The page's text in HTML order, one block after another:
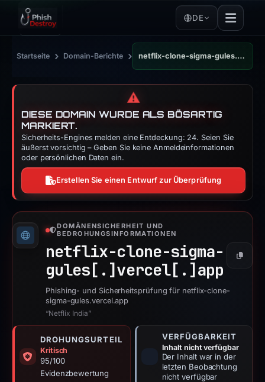
DE
Startseite › Domain-Berichte › netflix-clone-sigma-gules.vercel.app
⚠️
DIESE DOMAIN WURDE ALS BÖSARTIG
MARKIERT.
Sicherheits-Engines melden eine Entdeckung: 24. Seien Sie
äußerst vorsichtig – Geben Sie keine Anmeldeinformationen
oder persönlichen Daten ein.
Erstellen Sie einen Entwurf zur Überprüfung
DOMÄNENSICHERHEIT UND
BEDROHUNGSINFORMATIONEN
netflix-clone-sigma-
gules[.] vercel[.] app
Phishing- und Sicherheitsprüfung für netflix-clone-
sigma-gules.vercel.app
“Netflix India”
DROHUNGSURTEIL
Kritisch
95/100
Evidenzbewertung
VERFÜGBARKEIT
Inhalt nicht verfügbar
Der Inhalt war in der
letzten Beobachtung
nicht verfügbar